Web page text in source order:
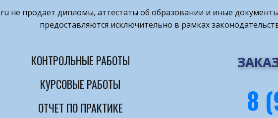
не продает дипломы, аттестаты об образовании и иные документы
предоставляются исключительно в рамках
8
КОНТРОЛЬНЫЕ РАБОТЫ
КУРСОВЫЕ РАБОТЫ
ОТЧЕТ ПО ПРАКТИКЕ